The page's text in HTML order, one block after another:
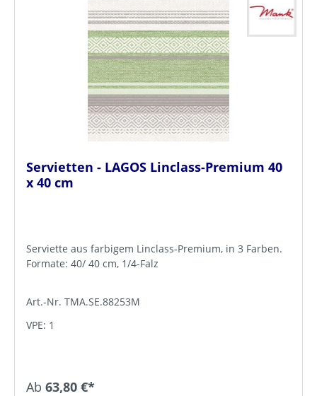
Servietten - LAGOS Linclass-Premium 40
x 40 cm
Serviette aus farbigem Linclass-Premium, in 3 Farben.
Formate: 40/ 40 cm, 1/4-Falz
Art.-Nr. TMA.SE.88253M
VPE: 1
Ab 63,80 €*